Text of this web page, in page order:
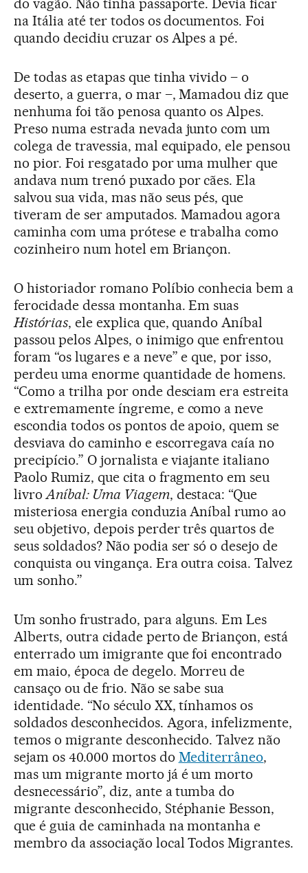
do vagão. Não tinha passaporte. Devia ficar
na Itália até ter todos os documentos. Foi
quando decidiu cruzar os Alpes a pé.
De todas as etapas que tinha vivido – o
deserto, a guerra, o mar –, Mamadou diz que
nenhuma foi tão penosa quanto os Alpes.
Preso numa estrada nevada junto com um
colega de travessia, mal equipado, ele pensou
no pior. Foi resgatado por uma mulher que
andava num trenó puxado por cães. Ela
salvou sua vida, mas não seus pés, que
tiveram de ser amputados. Mamadou agora
caminha com uma prótese e trabalha como
cozinheiro num hotel em Briançon.
O historiador romano Políbio conhecia bem a
ferocidade dessa montanha. Em suas
Histórias, ele explica que, quando Aníbal
passou pelos Alpes, o inimigo que enfrentou
foram “os lugares e a neve” e que, por isso,
perdeu uma enorme quantidade de homens.
“Como a trilha por onde desciam era estreita
e extremamente íngreme, e como a neve
escondia todos os pontos de apoio, quem se
desviava do caminho e escorregava caía no
precipício.” O jornalista e viajante italiano
Paolo Rumiz, que cita o fragmento em seu
livroAníbal: Uma Viagem, destaca: “Que
misteriosa energia conduzia Aníbal rumo ao
seu objetivo, depois perder três quartos de
seus soldados? Não podia ser só o desejo de
conquista ou vingança. Era outra coisa. Talvez
um sonho.”
Um sonho frustrado, para alguns. Em Les
Alberts, outra cidade perto de Briançon, está
enterrado um imigrante que foi encontrado
em maio, época de degelo. Morreu de
cansaço ou de frio. Não se sabe sua
identidade. “No século XX, tínhamos os
soldados desconhecidos. Agora, infelizmente,
temos o migrante desconhecido. Talvez não
sejam os 40.000 mortos do Mediterrâneo,
mas um migrante morto já é um morto
desnecessário”, diz, ante a tumba do
migrante desconhecido, Stéphanie Besson,
que é guia de caminhada na montanha e
membro da associação local Todos Migrantes.